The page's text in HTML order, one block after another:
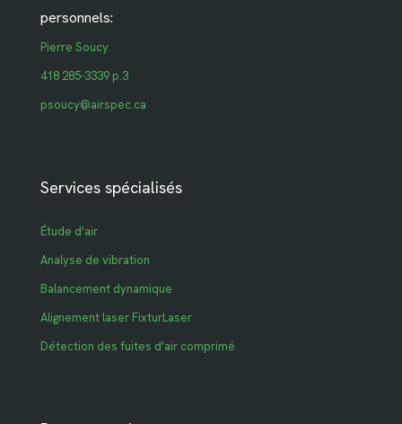
personnels:
Pierre Soucy
418 285-3339 p.3
psoucy@airspec.ca
Services spécialisés
Étude d'air
Analyse de vibration
Balancement dynamique
Alignement laser FixturLaser
Détection des fuites d'air comprimé